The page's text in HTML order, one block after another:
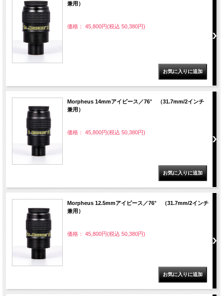
兼用）
価格： 45,800円(税込 50,380円)
Morpheus 14mmアイピース／76° （31.7mm/2インチ
兼用）
価格： 45,800円(税込 50,380円)
Morpheus 12.5mmアイピース／76° （31.7mm/2インチ
兼用）
価格： 45,800円(税込 50,380円)